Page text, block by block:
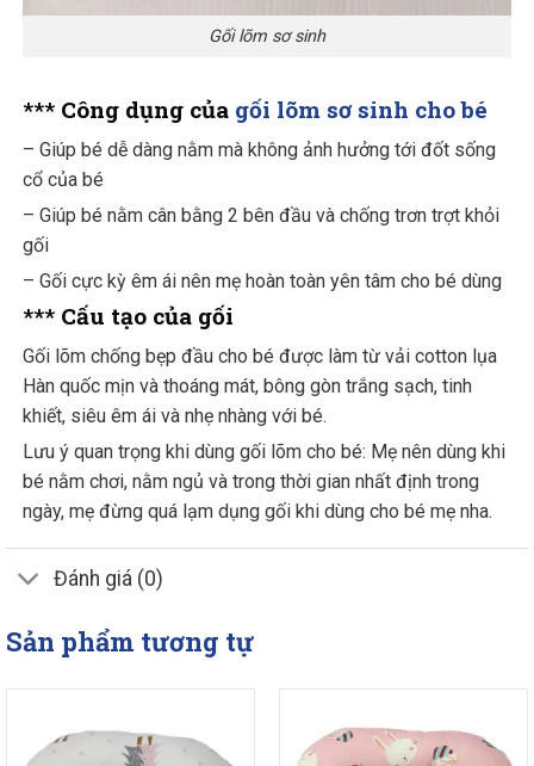
Gối lõm sơ sinh
*** Công dụng của gối lõm sơ sinh cho bé
– Giúp bé dễ dàng nằm mà không ảnh hưởng tới đốt sống
cổ của bé
– Giúp bé nằm cân bằng 2 bên đầu và chống trơn trợt khỏi
gối
– Gối cực kỳ êm ái nên mẹ hoàn toàn yên tâm cho bé dùng
*** Cấu tạo của gối
Gối lõm chống bẹp đầu cho bé được làm từ vải cotton lụa
Hàn quốc mịn và thoáng mát, bông gòn trắng sạch, tinh
khiết, siêu êm ái và nhẹ nhàng với bé.
Lưu ý quan trọng khi dùng gối lõm cho bé: Mẹ nên dùng khi
bé nằm chơi, nằm ngủ và trong thời gian nhất định trong
ngày, mẹ đừng quá lạm dụng gối khi dùng cho bé mẹ nha.
Đánh giá (0)
Sản phẩm tương tự